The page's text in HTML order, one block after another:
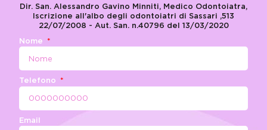
Dir. San. Alessandro Gavino Minniti, Medico Odontoiatra,
Iscrizione all'albo degli odontoiatri di Sassari ,513
22/07/2008 - Aut. San. n.40796 del 13/03/2020
Nome
Telefono
Email